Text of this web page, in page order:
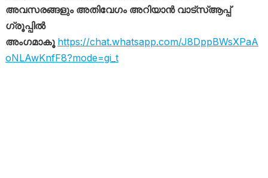
അവസരങ്ങളും അതിവേഗം അറിയാൻ വാട്സ്ആപ്പ്
ഗ്രൂപ്പിൽ
അംഗമാകൂ https://chat.whatsapp.com/J8DppBWsXPaA
oNLAwKnfF8?mode=gi_t